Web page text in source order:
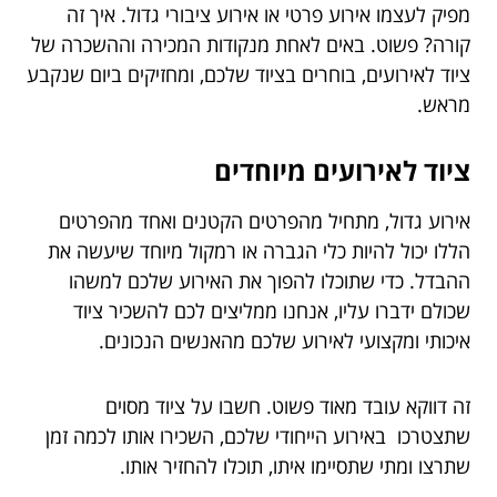
מפיק לעצמו אירוע פרטי או אירוע ציבורי גדול. איך זה
קורה? פשוט. באים לאחת מנקודות המכירה וההשכרה של
ציוד לאירועים, בוחרים בציוד שלכם, ומחזיקים ביום שנקבע
מראש.
ציוד לאירועים מיוחדים
אירוע גדול, מתחיל מהפרטים הקטנים ואחד מהפרטים
הללו יכול להיות כלי הגברה או רמקול מיוחד שיעשה את
ההבדל. כדי שתוכלו להפוך את האירוע שלכם למשהו
שכולם ידברו עליו, אנחנו ממליצים לכם להשכיר ציוד
איכותי ומקצועי לאירוע שלכם מהאנשים הנכונים.
זה דווקא עובד מאוד פשוט. חשבו על ציוד מסוים
שתצטרכו באירוע הייחודי שלכם, השכירו אותו לכמה זמן
שתרצו ומתי שתסיימו איתו, תוכלו להחזיר אותו.